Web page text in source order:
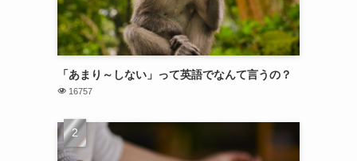
「あまり～しない」って英語でなんて言うの？
16757